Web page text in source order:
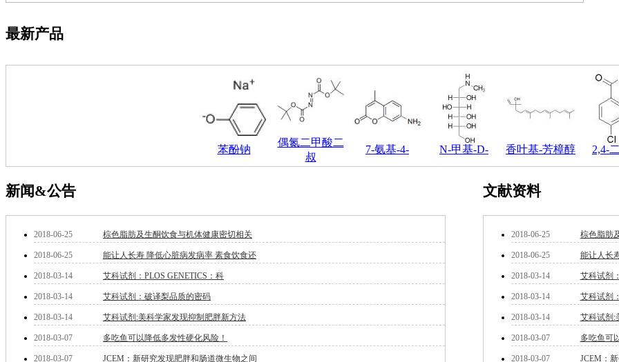
酸
钽
烷
温
肟
烯
硒
溴
吲哚
油
锗
最新产品
苯酚钠
偶氮二甲酸二
叔
7-氨基-4- N-甲基-D- 香叶基-芳樟醇 2,4-
新闻&公告
2018-06-25 棕色脂肪及生酮饮食与机体健康密切相关
2018-06-25 能让人长寿 降低心脏病发病率 素食饮食还
2018-03-14 艾科试剂：PLOS GENETICS：科
2018-03-14 艾科试剂：破译梨品质的密码
2018-03-14 艾科试剂:美科学家发现抑制肥胖新方法
2018-03-07 多吃鱼可以降低多发性硬化风险！
2018-03-07 JCEM：新研究发现肥胖和肠道微生物之间
文献资料
2018-06-25 棕色脂肪
2018-06-25 能让人长
2018-03-14 艾科试剂
2018-03-14 艾科试剂
2018-03-14 艾科试剂:
2018-03-07 多吃鱼可
2018-03-07 JCEM：